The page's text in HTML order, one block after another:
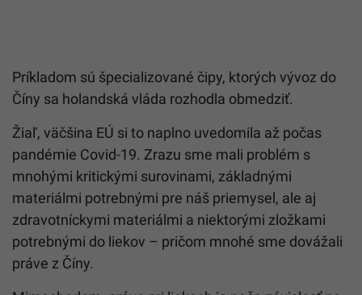
Príkladom sú špecializované čipy, ktorých vývoz do
Číny sa holandská vláda rozhodla obmedziť.
Žiaľ, väčšina EÚ si to naplno uvedomila až počas
pandémie Covid-19. Zrazu sme mali problém s
mnohými kritickými surovinami, základnými
materiálmi potrebnými pre náš priemysel, ale aj
zdravotníckymi materiálmi a niektorými zložkami
potrebnými do liekov – pričom mnohé sme dovážali
práve z Číny.